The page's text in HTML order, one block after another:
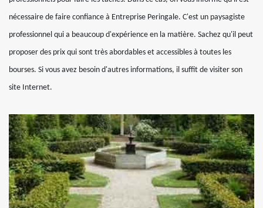
nécessaire de faire confiance à Entreprise Peringale. C'est un paysagiste
professionnel qui a beaucoup d'expérience en la matière. Sachez qu'il peut
proposer des prix qui sont très abordables et accessibles à toutes les
bourses. Si vous avez besoin d'autres informations, il suffit de visiter son
site Internet.